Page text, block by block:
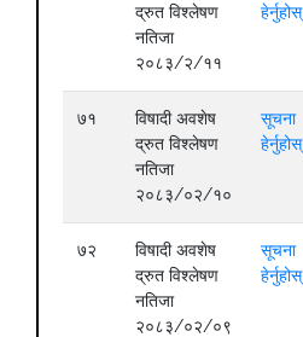
द्रुत विश्लेषण
नतिजा
२०८३/२/११
हेर्नुहोस्
७१
विषादी अवशेष
द्रुत विश्लेषण
नतिजा
२०८३/०२/१०
सूचना
हेर्नुहोस्
७२
विषादी अवशेष
द्रुत विश्लेषण
नतिजा
२०८३/०२/०९
सूचना
हेर्नुहोस्